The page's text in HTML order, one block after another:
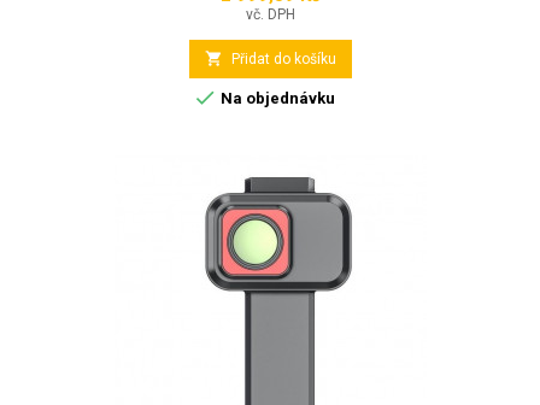
vč. DPH
 Přidat do košíku
 Na objednávku